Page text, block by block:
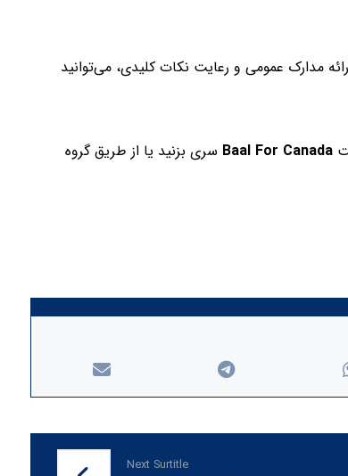
مدارک عمومی و رعایت نکات کلیدی، می‌توانید
Baal For Canada سری بزنید یا از طریق گروه
Next Surtitle